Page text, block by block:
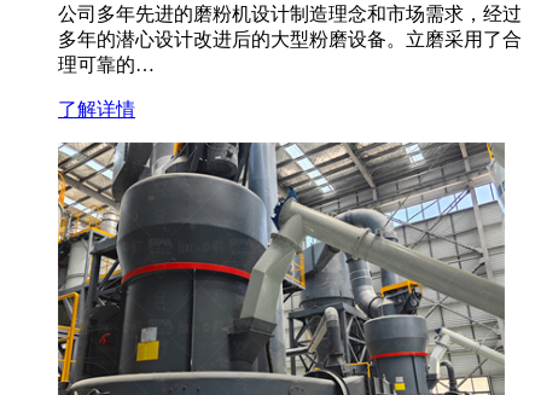
公司多年先进的磨粉机设计制造理念和市场需求，经过
多年的潜心设计改进后的大型粉磨设备。立磨采用了合
理可靠的…
了解详情